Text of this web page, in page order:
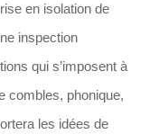
en isolation de
inspection
qui s’imposent à
combles, phonique,
les idées de